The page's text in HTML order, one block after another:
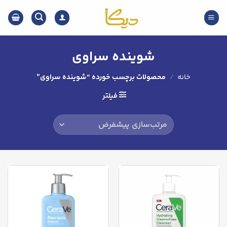
content
شوینده سراوی
خانه / محصولات برچسب خورده “شوینده سراوی”
فیلتر